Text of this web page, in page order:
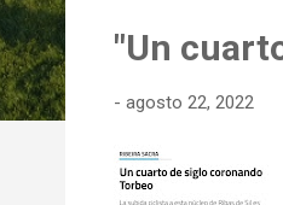
"Un
- agosto 22, 2022